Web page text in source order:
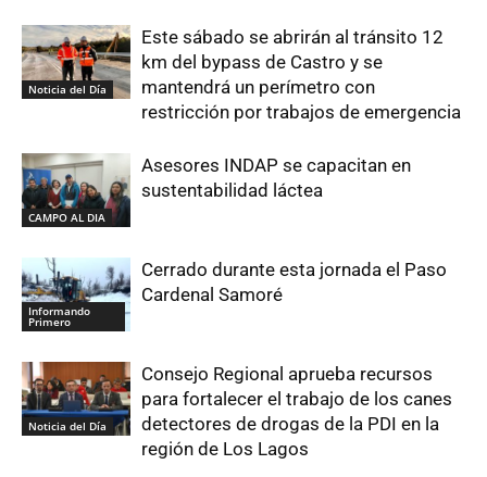
Noticia del Día
Este sábado se abrirán al tránsito 12
km del bypass de Castro y se
mantendrá un perímetro con
restricción por trabajos de emergencia
CAMPO AL DIA
Asesores INDAP se capacitan en
sustentabilidad láctea
Informando
Primero
Cerrado durante esta jornada el Paso
Cardenal Samoré
Noticia del Día
Consejo Regional aprueba recursos
para fortalecer el trabajo de los canes
detectores de drogas de la PDI en la
región de Los Lagos